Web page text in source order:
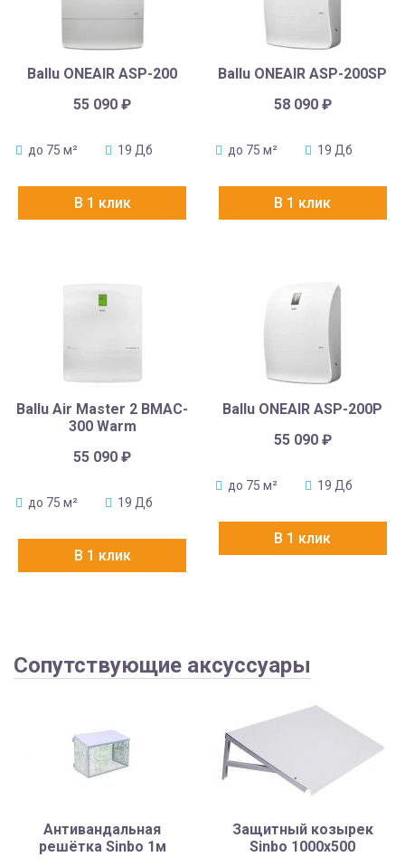
Ballu ONEAIR ASP-200
55 090₽
до 75 м² 19 Дб
В 1 клик
Ballu ONEAIR ASP-200SP
58 090 ₽
до 75 м² 19 Дб
В 1 клик
Ballu Air Master 2 BMAC-
300 Warm
55 090₽
до 75 м² 19 Дб
В 1 клик
Ballu ONEAIR ASP-200P
55 090 ₽
до 75 м² 19 Дб
В 1 клик
Сопутствующие аксуссуары
Антивандальная
решётка Sinbo 1м
Защитный козырек
Sinbo 1000х500